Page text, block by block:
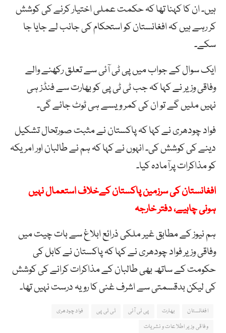
ہیں۔ ان کا کہنا تھا کہ حکمت عملی اختیار کرنے کی کوشش
کر رہے ہیں کہ افغانستان کو استحکام کی جانب لے جایا جا
سکے۔
ایک سوال کے جواب میں پی ٹی آئی سے تعلق رکھنے والے
وفاقی وزیر نے کہا کہ جب ٹی ٹی پی کو بھارت سے فنڈز ہی
نہیں ملیں گے تو ان کی کمر ویسے ہی ٹوٹ جائے گی۔
فواد چودھری نے کہا کہ پاکستان نے مثبت صورتحال تشکیل
دینے کی کوشش کی۔ انہوں نے کہا کہ ہم نے طالبان اور امریکہ
کو مذاکرات پرآمادہ کیا۔
افغانستان کی سرزمین پاکستان کےخلاف استعمال نہیں
ہونی چاہیے، دفتر خارجہ
ہم نیوز کے مطابق غیر ملکی ذرائع ابلاغ سے بات چیت میں
وفاقی وزیر فواد چودھری نے کہا کہ پاکستان نے کابل کی
حکومت کے ساتھ بھی طالبان کے مذاکرات کرانے کی کوشش
کی لیکن بدقسمتی سے اشرف غنی کا رویہ درست نہیں تھا۔
افغانستان بھارت پی ٹی آئی ٹی ٹی پی
فواد چودھری
وفاقی وزیر اطلاعات و نشریات